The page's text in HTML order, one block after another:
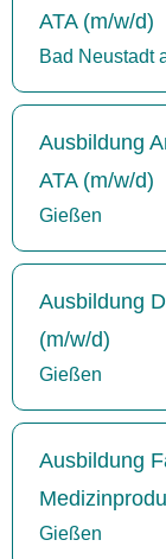
ATA (m/w/d)
Bad Neustadt
Ausbildung
ATA (m/w/d)
Gießen
Ausbildung
(m/w/d)
Gießen
Ausbildung
Gießen